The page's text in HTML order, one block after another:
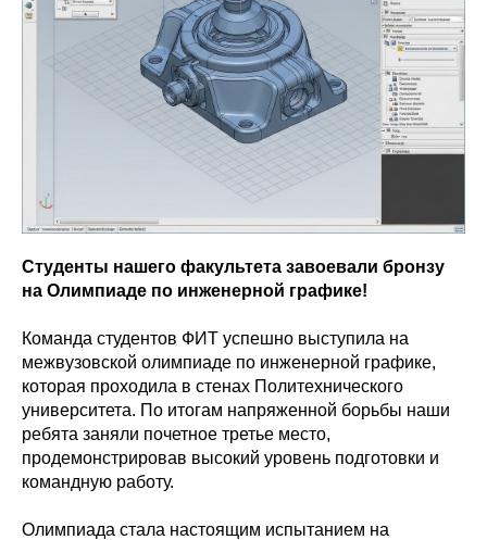
Студенты нашего факультета завоевали бронзу
на Олимпиаде по инженерной графике!
Команда студентов ФИТ успешно выступила на
межвузовской олимпиаде по инженерной графике,
которая проходила в стенах Политехнического
университета. По итогам напряженной борьбы наши
ребята заняли почетное третье место,
продемонстрировав высокий уровень подготовки и
командную работу.
Олимпиада стала настоящим испытанием на